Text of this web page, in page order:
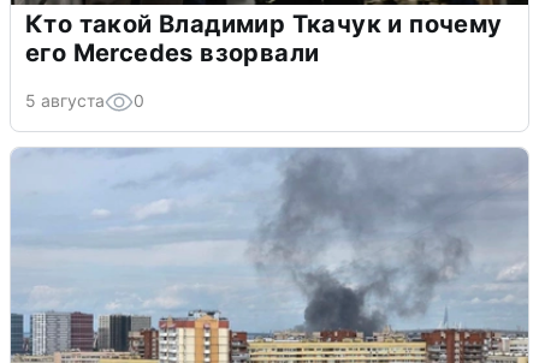
Кто такой Владимир Ткачук и почему
его Mercedes взорвали
5 августа 0